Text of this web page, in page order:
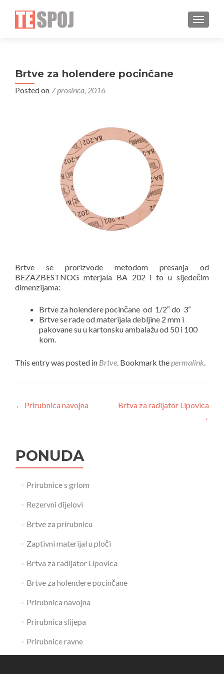
Brtve za holendere pocinčane
Posted on 7 prosinca, 2016
Brtve se prorizvode metodom presanja od
BEZAZBESTNOG mterjala BA 202 i to u sljedečim
dimenzijama:
Brtve za holendere pocinčane od 1/2″ do 3“
Brtve se rade od materijala debljine 2 mm i
pakovane su u kartonsku ambalažu od 50 i 100
kom.
This entry was posted in Brtve. Bookmark thepermalink.
Navigacija
← Prirubnica navojna
Brtva za radijator Lipovica
→
PONUDA
Prirubnice s grlom
Rezervni dijelovi
Brtve za prirubnicu
Zaptivni materijal u ploči
Brtva za radijator Lipovica
Brtve za holendere pocinčane
Prirubnica navojna
Prirubnica slijepa
Prirubnice ravne